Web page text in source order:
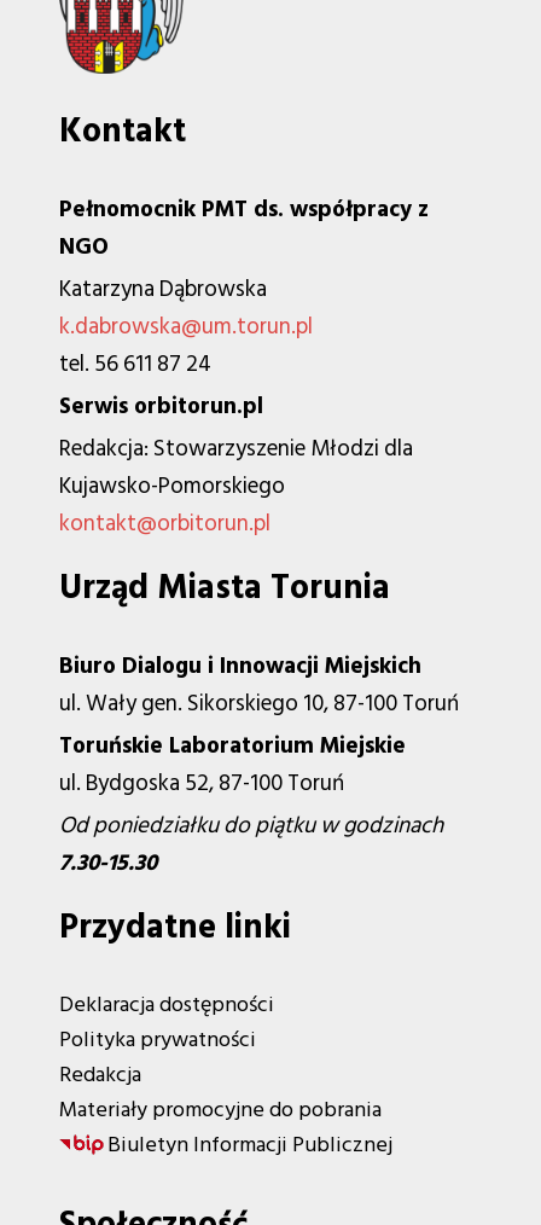
Kontakt
Pełnomocnik PMT ds. współpracy z
NGO
Katarzyna Dąbrowska
k.dabrowska@um.torun.pl
tel. 56 611 87 24
Serwis orbitorun.pl
Redakcja: Stowarzyszenie Młodzi dla
Kujawsko-Pomorskiego
kontakt@orbitorun.pl
Urząd Miasta Torunia
Biuro Dialogu i Innowacji Miejskich
ul. Wały gen. Sikorskiego 10, 87-100 Toruń
Toruńskie Laboratorium Miejskie
ul. Bydgoska 52, 87-100 Toruń
Od poniedziałku do piątku w godzinach
7.30-15.30
Przydatne linki
Deklaracja dostępności
Polityka prywatności
Redakcja
Materiały promocyjne do pobrania
Biuletyn Informacji Publicznej